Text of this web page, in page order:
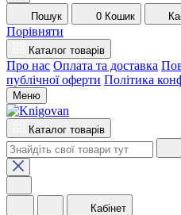
Пошук 0 Кошик
Порівняти
Каталог товарів
Про нас Оплата та доставка
публічної оферти Політика
Меню
Каталог товарів
Кабінет